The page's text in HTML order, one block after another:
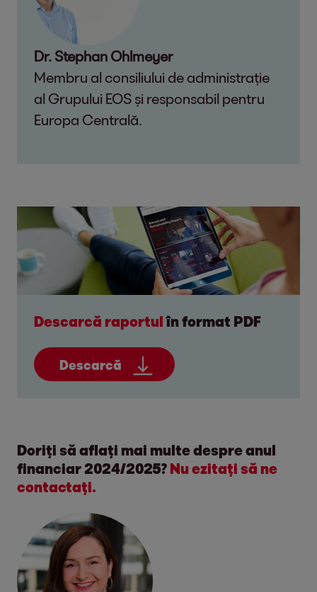
Dr. Stephan Ohlmeyer
Membru al consiliului de administrație
al Grupului EOS și responsabil pentru
Europa Centrală.
Descarcă raportulîn format PDF
Descarcă
Doriți să aflați mai multe despre anul
financiar 2024/2025? Nu ezitați să ne
contactați.